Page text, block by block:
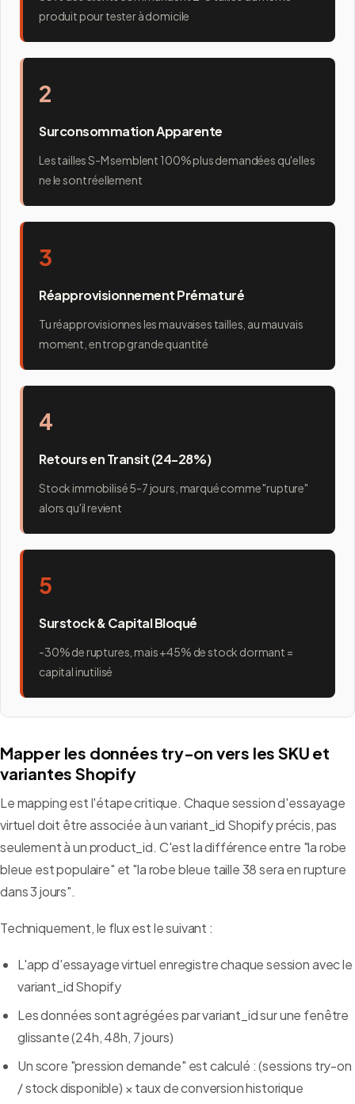
produit pour tester à domicile
2
Surconsommation Apparente
Les tailles S-M semblent 100% plus demandées qu'elles
ne le sont réellement
3
Réapprovisionnement Prématuré
Tu réapprovisionnes les mauvaises tailles, au mauvais
moment, en trop grande quantité
4
Retours en Transit (24-28%)
Stock immobilisé 5-7 jours, marqué comme "rupture"
alors qu'il revient
5
Surstock & Capital Bloqué
-30% de ruptures, mais +45% de stock dormant =
capital inutilisé
Mapper les données try-on vers les SKU et
variantes Shopify
Le mapping est l'étape critique. Chaque session d'essayage
virtuel doit être associée à un variant_id Shopify précis, pas
seulement à un product_id. C'est la différence entre "la robe
bleue est populaire" et "la robe bleue taille 38 sera en rupture
dans 3 jours".
Techniquement, le flux est le suivant :
L'app d'essayage virtuel enregistre chaque session avec le
variant_id Shopify
Les données sont agrégées par variant_id sur une fenêtre
glissante (24h, 48h, 7 jours)
Un score "pression demande" est calculé : (sessions try-on
/ stock disponible) × taux de conversion historique